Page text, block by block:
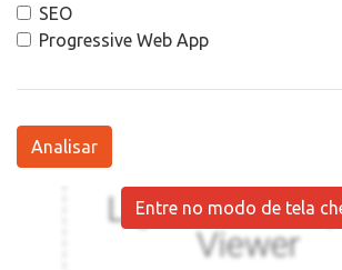
SEO
Progressive Web App
Analisar
Entre no modo de tela